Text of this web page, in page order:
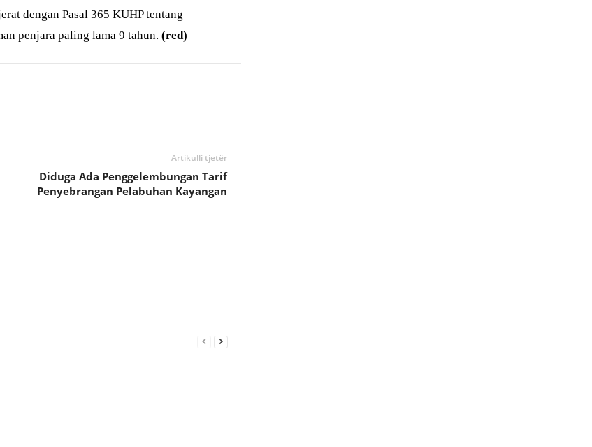
dengan Pasal 365 KUHP tentang
penjara paling lama 9 tahun. (red)
Artikulli tjetër
Diduga Ada Penggelembungan Tarif
Penyebrangan Pelabuhan Kayangan